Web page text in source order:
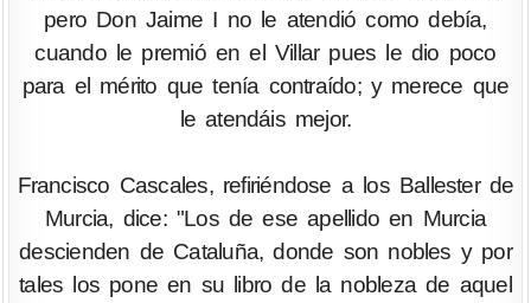
pero Don Jaime I no le atendió como debía,
cuando le premió en el Villar pues le dio poco
para el mérito que tenía contraído; y merece que
le atendáis mejor.
Francisco Cascales, refiriéndose a los Ballester de
Murcia, dice: "Los de ese apellido en Murcia
descienden de Cataluña, donde son nobles y por
tales los pone en su libro de la nobleza de aquel